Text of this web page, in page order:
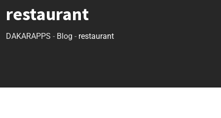
restaurant
DAKARAPPS - Blog - restaurant